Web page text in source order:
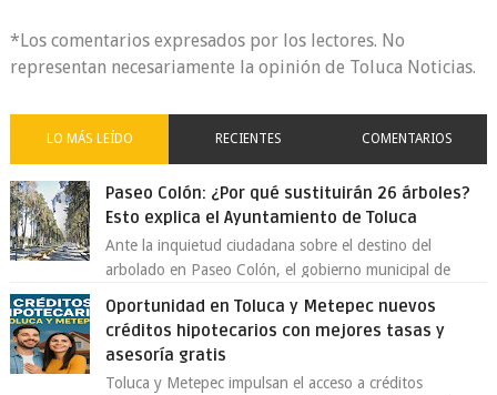
*Los comentarios expresados por los lectores. No
representan necesariamente la opinión de Toluca Noticias.
LO MÁS LEÍDO RECIENTES COMENTARIOS
Paseo Colón: ¿Por qué sustituirán 26 árboles?
Esto explica el Ayuntamiento de Toluca
Ante la inquietud ciudadana sobre el destino del
arbolado en Paseo Colón, el gobierno municipal de
Oportunidad en Toluca y Metepec nuevos
créditos hipotecarios con mejores tasas y
asesoría gratis
Toluca y Metepec impulsan el acceso a créditos